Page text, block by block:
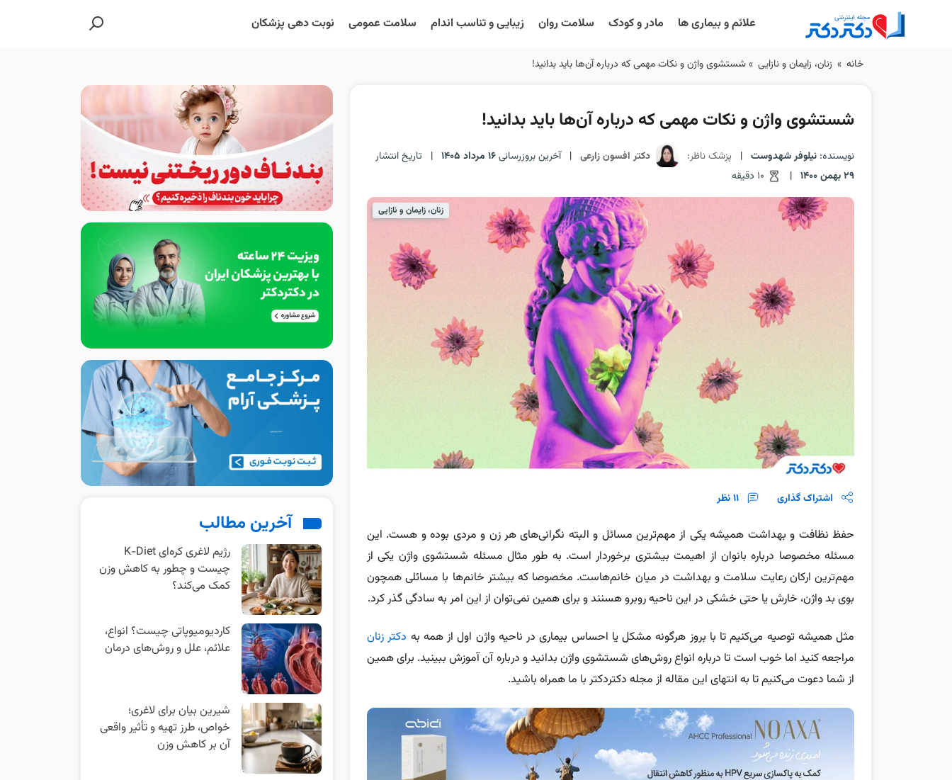
علائم و بیماری ها مادر و کودک سلامت روان زیبایی و تناسب اندام سلامت عمومی نوبت دهی پزشکان
خانه » زنان، زایمان و نازایی »شستشوی واژن و نکات مهمی که درباره آن‌ها باید بدانید!
شستشوی واژن و نکات مهمی که درباره آن‌ها باید بدانید!
نویسنده: نیلوفر شهدوست | پزشک ناظر: دکتر افسون زارعی | آخرین بروزرسانی16 مرداد 1405 |
تاریخ انتشار
29 بهمن 1400
|
زنان، زایمان و نازایی
اشتراک گذاری 11نظر
حفظ نظافت و بهداشت همیشه یکی از مهم‌ترین مسائل و البته نگرانی‌های هر زن و مردی بوده و هست. این
مسئله مخصوصا درباره بانوان از اهیمت بیشتری برخوردار است. به طور مثال مسئله شستشوی واژن یکی از
مهم‌ترین ارکان رعایت سلامت و بهداشت در میان خانم‌هاست. مخصوصا که بیشتر خانم‌ها با مسائلی همچون
بوی بد واژن، خارش یا حتی خشکی در این ناحیه روبرو هسنند و برای همین نمی‌توان از این امر به سادگی گذر کرد.
مثل همیشه توصیه می‌کنیم تا با بروز هرگونه مشکل یا احساس بیماری در ناحیه واژن اول از همه به دکتر زنان
مراجعه کنید اما خوب است تا درباره انواع روش‌های شستشوی واژن بدانید و درباره آن آموزش ببینید. برای همین
از شما دعوت می‌کنیم تا به انتهای این مقاله از مجله دکتردکتر با ما همراه باشید.
آخرین مطالب
رژیم لاغری کره‌ای K-Diet
چیست و چطور به کاهش وزن
کمک می‌کند؟
کاردیومیوپاتی چیست؟ انواع،
علائم، علل و روش‌های درمان
شیرین بیان برای لاغری؛
خواص، طرز تهیه و تأثیر واقعی
آن بر کاهش وزن